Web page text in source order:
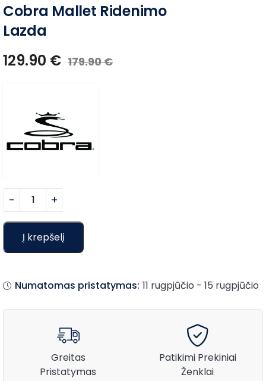
Cobra Mallet Ridenimo
Lazda
129.90 € 179.90€
Į krepšelį
Numatomas pristatymas: 11 rugpjūčio - 15 rugpjūčio
Greitas
Pristatymas
Patikimi Prekiniai
Ženklai